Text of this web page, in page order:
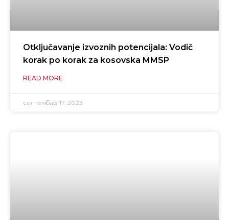
Otključavanje izvoznih potencijala: Vodič
korak po korak za kosovska MMSP
READ MORE
септембар 17, 2023